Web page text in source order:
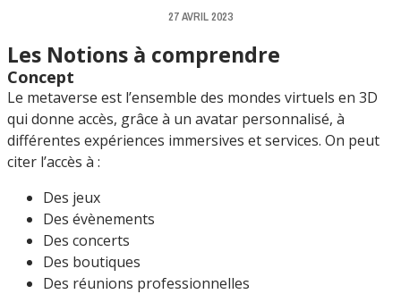
27 AVRIL 2023
Les Notions à comprendre
Concept
Le metaverse est l’ensemble des mondes virtuels en 3D
qui donne accès, grâce à un avatar personnalisé, à
différentes expériences immersives et services. On peut
citer l’accès à :
Des jeux
Des évènements
Des concerts
Des boutiques
Des réunions professionnelles